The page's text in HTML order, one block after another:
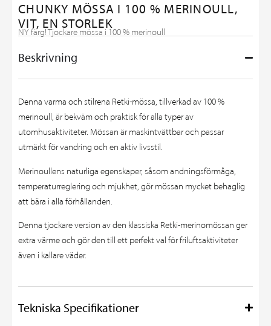
CHUNKY MÖSSA I 100 % MERINOULL,
VIT, EN STORLEK
NY färg! Tjockare mössa i 100 % merinoull
Beskrivning
Denna varma och stilrena Retki-mössa, tillverkad av 100 %
merinoull, är bekväm och praktisk för alla typer av
utomhusaktiviteter. Mössan är maskintvättbar och passar
utmärkt för vandring och en aktiv livsstil.
Merinoullens naturliga egenskaper, såsom andningsförmåga,
temperaturreglering och mjukhet, gör mössan mycket behaglig
att bära i alla förhållanden.
Denna tjockare version av den klassiska Retki-merinomössan ger
extra värme och gör den till ett perfekt val för friluftsaktiviteter
även i kallare väder.
Tekniska Specifikationer